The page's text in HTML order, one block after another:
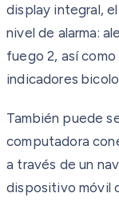
display integral,
nivel de alarma:
fuego 2, así
indicadores
También puede
computadora
a través de un
dispositivo móvil